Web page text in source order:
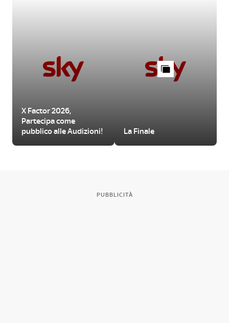
X Factor 2026,
Partecipa come
pubblico alle Audizioni!
La Finale
PUBBLICITÀ